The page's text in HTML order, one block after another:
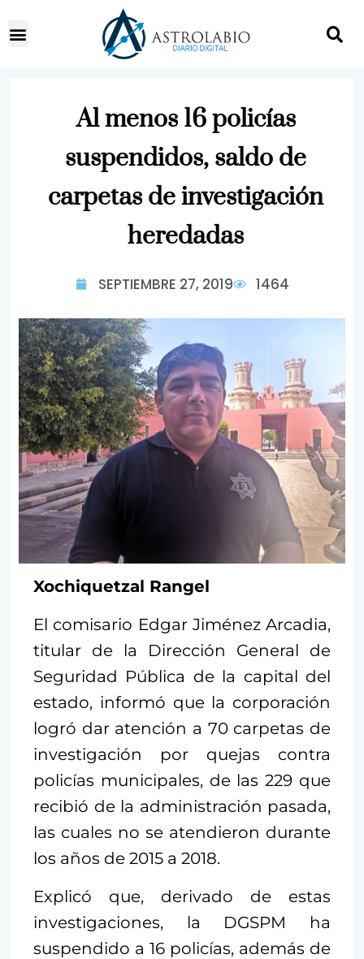
Al menos 16 policías
suspendidos, saldo de
carpetas de investigación
heredadas
SEPTIEMBRE 27, 2019 1464
Xochiquetzal Rangel
El comisario Edgar Jiménez Arcadia,
titular de la Dirección General de
Seguridad Pública de la capital del
estado, informó que la corporación
logró dar atención a 70 carpetas de
investigación por quejas contra
policías municipales, de las 229 que
recibió de la administración pasada,
las cuales no se atendieron durante
los años de 2015 a 2018.
Explicó que, derivado de estas
investigaciones, la DGSPM ha
suspendido a 16 policías, además de